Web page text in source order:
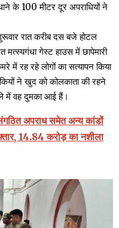
के 100 मीटर दूर अपराधियों ने
रात करीब दस बजे होटल
गेस्ट हाउस में छापेमारी
रह रहे लोगों का सत्यापन किया
ने खुद को कोलकाता की रहने
में वह दुमका आई हैं।
अपराध समेत अन्य कांडों
14.84 करोड़ का नशीला